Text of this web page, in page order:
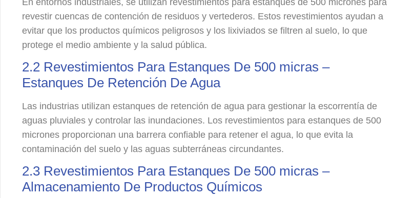
revestir cuencas de contención de residuos y vertederos. Estos revestimientos ayudan a
evitar que los productos químicos peligrosos y los lixiviados se filtren al suelo, lo que
protege el medio ambiente y la salud pública.
2.2 Revestimientos Para Estanques De 500 micras –
Estanques De Retención De Agua
Las industrias utilizan estanques de retención de agua para gestionar la escorrentía de
aguas pluviales y controlar las inundaciones. Los revestimientos para estanques de 500
micrones proporcionan una barrera confiable para retener el agua, lo que evita la
contaminación del suelo y las aguas subterráneas circundantes.
2.3 Revestimientos Para Estanques De 500 micras –
Almacenamiento De Productos Químicos